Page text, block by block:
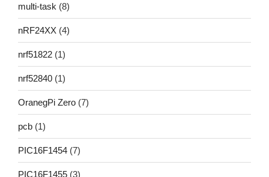
multi-task (8)
nRF24XX (4)
nrf51822 (1)
nrf52840 (1)
OranegPi Zero (7)
pcb (1)
PIC16F1454 (7)
PIC16F1455 (3)